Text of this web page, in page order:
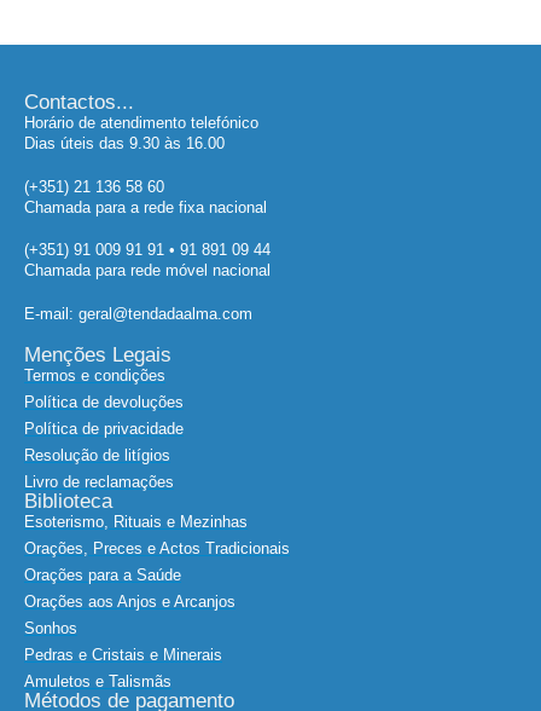
Contactos...
Horário de atendimento telefónico
Dias úteis das 9.30 às 16.00
(+351) 21 136 58 60
Chamada para a rede fixa nacional
(+351) 91 009 91 91 • 91 891 09 44
Chamada para rede móvel nacional
E-mail: geral@tendadaalma.com
Menções Legais
Termos e condições
Política de devoluções
Política de privacidade
Resolução de litígios
Livro de reclamações
Biblioteca
Esoterismo, Rituais e Mezinhas
Orações, Preces e Actos Tradicionais
Orações para a Saúde
Orações aos Anjos e Arcanjos
Sonhos
Pedras e Cristais e Minerais
Amuletos e Talismãs
Métodos de pagamento